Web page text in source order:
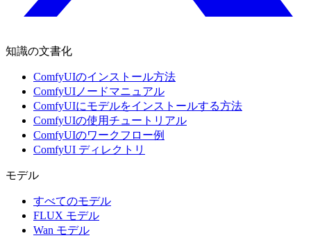
知識の文書化
ComfyUIのインストール方法
ComfyUIノードマニュアル
ComfyUIにモデルをインストールする方法
ComfyUIの使用チュートリアル
ComfyUIのワークフロー例
ComfyUI ディレクトリ
モデル
すべてのモデル
FLUX モデル
Wan モデル